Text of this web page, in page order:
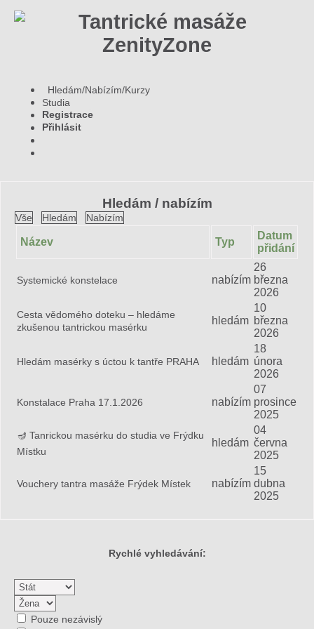
Hledám/Nabízím/Kurzy
Studia
Registrace
Přihlásit
Hledám / nabízím
Vše Hledám Nabízím
Název Typ
Datum
přidání
Systemické konstelace nabízím
26
března
2026
Cesta vědomého doteku – hledáme
zkušenou tantrickou masérku
hledám
10
března
2026
Hledám masérky s úctou k tantře PRAHA hledám
18
února
2026
Konstalace Praha 17.1.2026 nabízím
07
prosince
2025
🪔 Tanrickou masérku do studia ve Frýdku
Místku
hledám
04
června
2025
Vouchery tantra masáže Frýdek Místek nabízím
15
dubna
2025
Rychlé vyhledávání:
Pouze nezávislý